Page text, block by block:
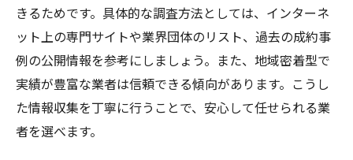
きるためです。具体的な調査方法としては、インターネ
ット上の専門サイトや業界団体のリスト、過去の成約事
例の公開情報を参考にしましょう。また、地域密着型で
実績が豊富な業者は信頼できる傾向があります。こうし
た情報収集を丁寧に行うことで、安心して任せられる業
者を選べます。